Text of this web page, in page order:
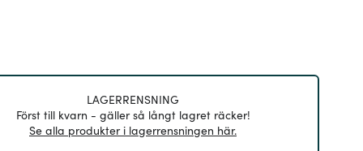
LAGERRENSNING
Först till kvarn - gäller så långt lagret räcker!
Se alla produkter i lagerrensningen här.